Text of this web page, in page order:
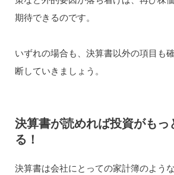
期待できるのです。
いずれの場合も、決算書以外の項目も
断していきましょう。
決算書が読めれば投資がもっ
る！
決算書は会社にとっての家計簿のよう